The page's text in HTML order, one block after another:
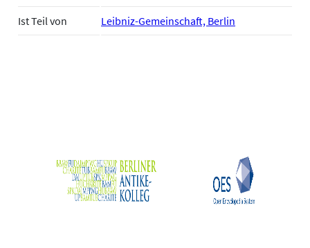
Ist Teil von Leibniz-Gemeinschaft, Berlin